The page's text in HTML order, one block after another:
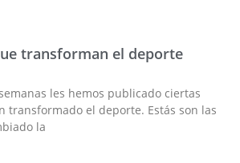
transforman el deporte
les hemos publicado ciertas
transformado el deporte. Estás son las
la